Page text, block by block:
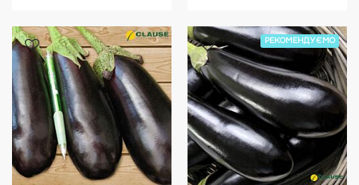
РЕКОМЕНДУЄМО